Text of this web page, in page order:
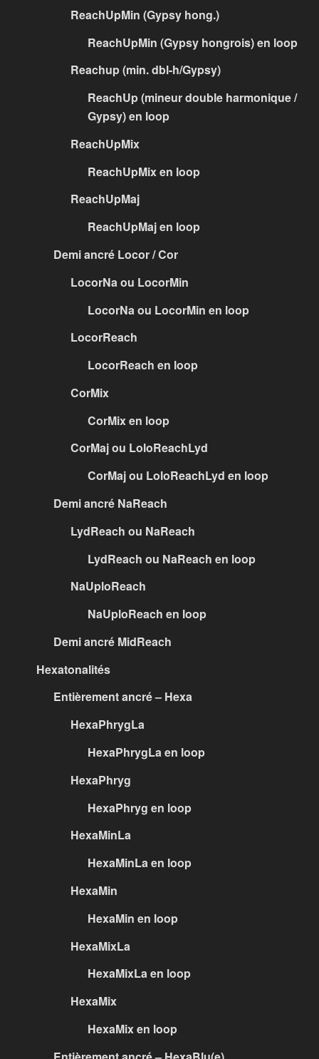
ReachUpMin (Gypsy hong.)
ReachUpMin (Gypsy hongrois) en loop
Reachup (min. dbl-h/Gypsy)
ReachUp (mineur double harmonique /
Gypsy) en loop
ReachUpMix
ReachUpMix en loop
ReachUpMaj
ReachUpMaj en loop
Demi ancré Locor / Cor
LocorNa ou LocorMin
LocorNa ou LocorMin en loop
LocorReach
LocorReach en loop
CorMix
CorMix en loop
CorMaj ou LoloReachLyd
CorMaj ou LoloReachLyd en loop
Demi ancré NaReach
LydReach ou NaReach
LydReach ou NaReach en loop
NaUploReach
NaUploReach en loop
Demi ancré MidReach
Hexatonalités
Entièrement ancré – Hexa
HexaPhrygLa
HexaPhrygLa en loop
HexaPhryg
HexaPhryg en loop
HexaMinLa
HexaMinLa en loop
HexaMin
HexaMin en loop
HexaMixLa
HexaMixLa en loop
HexaMix
HexaMix en loop